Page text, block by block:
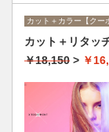
カット＋カラー【クー
カット＋リタッ
￥18,150 > ￥